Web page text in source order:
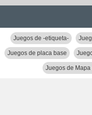
Juegos de -etiqueta-
Juegos de placa base
Juegos de Mapa